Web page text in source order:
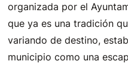
organizada por el
que ya es una tradición
variando de destino,
municipio como una